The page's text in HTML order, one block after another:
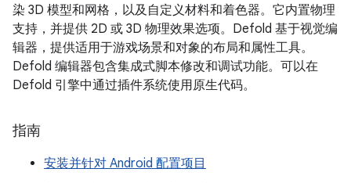
染 3D 模型和网格，以及自定义材料和着色器。它内置物理
支持，并提供 2D 或 3D 物理效果选项。Defold 基于视觉编
辑器，提供适用于游戏场景和对象的布局和属性工具。
Defold 编辑器包含集成式脚本修改和调试功能。可以在
Defold 引擎中通过插件系统使用原生代码。
指南
安装并针对 Android 配置项目